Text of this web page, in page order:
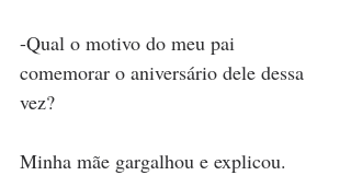
-Qual o motivo do meu pai
comemorar o aniversário dele dessa
vez?
Minha mãe gargalhou e explicou.